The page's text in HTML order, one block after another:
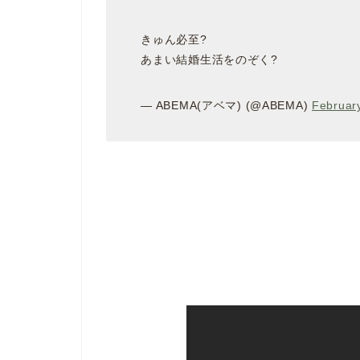
きゅん必至?
あまい結婚生活をのぞく?
— ABEMA(アベマ) (@ABEMA)